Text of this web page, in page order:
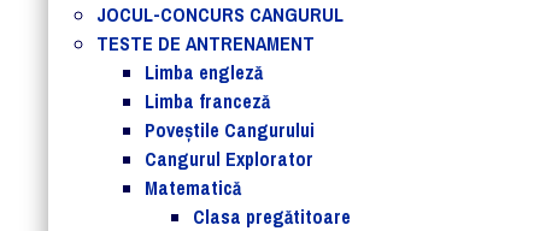
JOCUL-CONCURS CANGURUL
TESTE DE ANTRENAMENT
Limba engleză
Limba franceză
Poveștile Cangurului
Cangurul Explorator
Matematică
Clasa pregătitoare